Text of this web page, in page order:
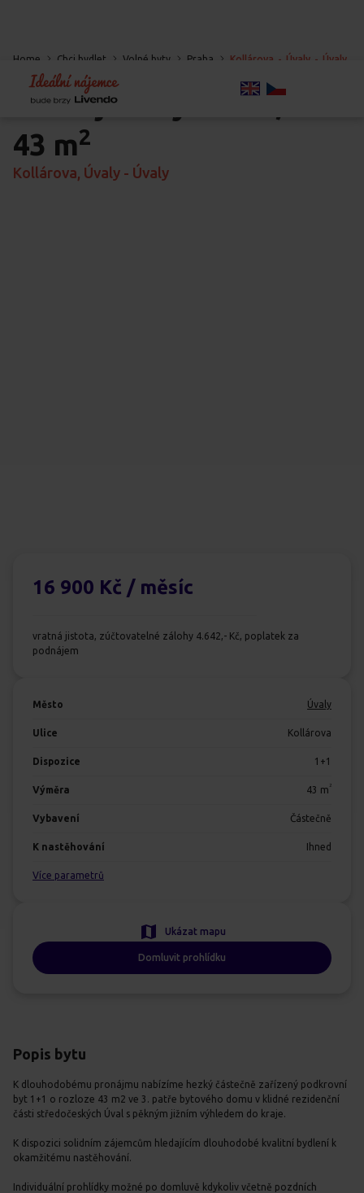
Home Chci bydlet Volné byty Praha Kollárova - Úvaly - Úvaly
Pronájem bytu
1+1,
43 m2
Kollárova, Úvaly - Úvaly
16 900 Kč / měsíc
vratná jistota, zúčtovatelné zálohy 4.642,- Kč, poplatek za
podnájem
Město Úvaly
Ulice Kollárova
Dispozice 1+1
Výměra 43 m 2
Vybavení Částečně
K nastěhování Ihned
Více parametrů
Ukázat mapu
Domluvit prohlídku
Popis bytu
K dlouhodobému pronájmu nabízíme hezký částečně zařízený podkrovní
byt 1+1 o rozloze 43 m2 ve 3. patře bytového domu v klidné rezidenční
části středočeských Úval s pěkným jižním výhledem do kraje.
K dispozici solidním zájemcům hledajícím dlouhodobé kvalitní bydlení k
okamžitému nastěhování.
Individuální prohlídky možné po domluvě kdykoliv včetně pozdních